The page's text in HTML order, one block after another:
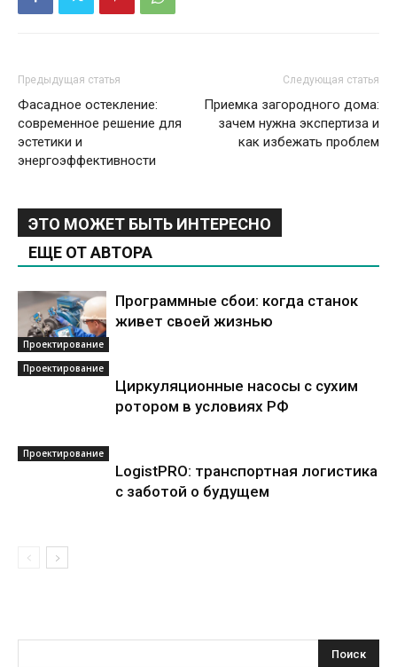
Предыдущая статья
Фасадное остекление:
современное решение для
эстетики и
энергоэффективности
Следующая статья
Приемка загородного дома:
зачем нужна экспертиза и
как избежать проблем
ЭТО МОЖЕТ БЫТЬ ИНТЕРЕСНО
ЕЩЕ ОТ АВТОРА
Проектирование
Программные сбои: когда станок
живет своей жизнью
Проектирование
Циркуляционные насосы с сухим
ротором в условиях РФ
Проектирование
LogistPRO: транспортная логистика
с заботой о будущем